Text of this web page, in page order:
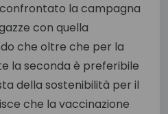
la campagna
con quella
che oltre che per la
la seconda è preferibile
della sostenibilità per il
che la vaccinazione